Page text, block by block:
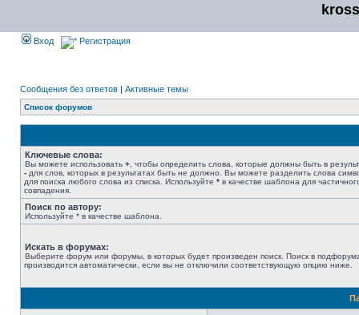
Вход Регистрация
Сообщения без ответов | Активные темы
Список форумов
Ключевые слова:
Вы можете использовать + , чтобы определить слова, которые должны быть в
- для слов, которых в результатах быть не должно. Вы можете разделить слова
для поиска любого слова из списка. Используйте * в качестве шаблона для
совпадения.
Поиск по автору:
Используйте * в качестве шаблона.
Искать в форумах:
Выберите форум или форумы, в которых будет произведен поиск. Поиск в
производится автоматически, если вы не отключили соответствующую опцию ниже.